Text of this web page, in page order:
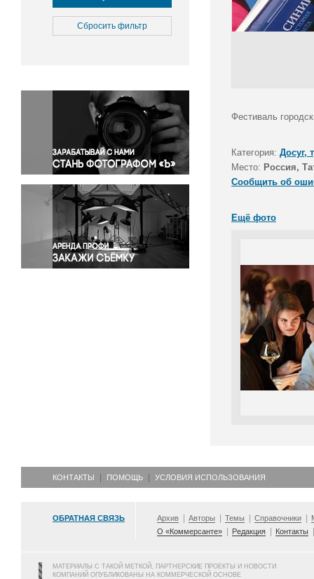
Культура
Медицина
Окружающая среда
Политика
Правосудие
Происшествия и конфликты
Религия
Светская жизнь
Спорт
Экология
Экономика и бизнес
Сбросить фильтр
Фестиваль
Категория: Досуг,
Место: Россия,
Сообщить об
Ещё фото
КОНТАКТЫ ПОМОЩЬ УСЛОВИЯ ИСПОЛЬЗОВАНИЯ
ОБРАТНАЯ СВЯЗЬ Архив Авторы Темы Справочники
О «Коммерсанте»
Редакция Контакты
МАТЕРИАЛЫ С ТАКОЙ МЕТКОЙ, ПАРТНЕРСКИЕ ПРОЕКТЫ И НОВОСТИ
КОМПАНИЙ ОПУБЛИКОВАНЫ НА КОММЕРЧЕСКОЙ ОСНОВЕ